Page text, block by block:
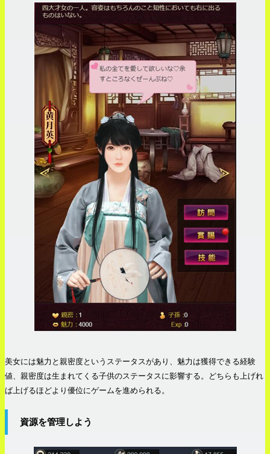
美女には魅力と親密度というステータスがあり、魅力は獲得できる経験
値、親密度は生まれてくる子供のステータスに影響する。どちらも上げれ
ば上げるほどより優位にゲームを進められる。
資源を管理しよう